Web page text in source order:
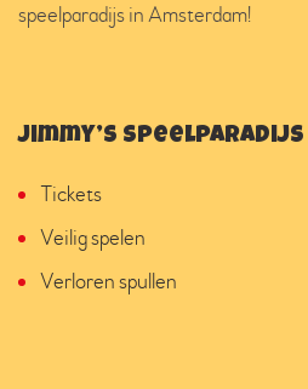
speelparadijs in Amsterdam!
Jimmy’s Speelparadijs
Tickets
Veilig spelen
Verloren spullen